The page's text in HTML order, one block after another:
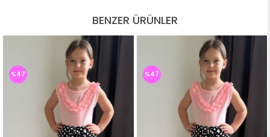
BENZER ÜRÜNLER
%47 %47